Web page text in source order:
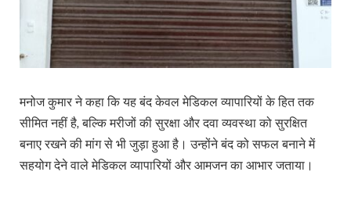
मनोज कुमार ने कहा कि यह बंद केवल मेडिकल व्यापारियों के हित तक
सीमित नहीं है, बल्कि मरीजों की सुरक्षा और दवा व्यवस्था को सुरक्षित
बनाए रखने की मांग से भी जुड़ा हुआ है। उन्होंने बंद को सफल बनाने में
सहयोग देने वाले मेडिकल व्यापारियों और आमजन का आभार जताया।